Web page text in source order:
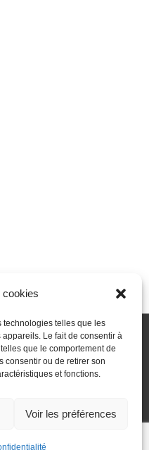
cookies
technologies telles que les
Le fait de consentir à
que le comportement de
consentir ou de retirer son
et fonctions.
Voir les préférences
de cookies (UE)